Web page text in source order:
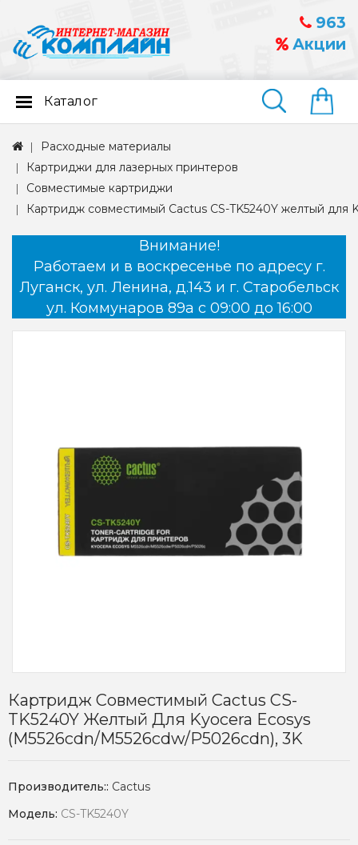
963
Акции
Найти
Каталог
Расходные материалы
Картриджи для лазерных принтеров
Совместимые картриджи
Картридж совместимый Cactus CS-TK5240Y желтый для
Внимание!
Работаем и в воскресенье по адресу г.
Луганск, ул. Ленина, д.143 и г. Старобельск
ул. Коммунаров 89а с 09:00 до 16:00
Картридж Совместимый Cactus CS-
TK5240Y Желтый Для Kyocera Ecosys
(M5526cdn/M5526cdw/P5026cdn), 3K
Производитель:: Cactus
Модель: CS-TK5240Y